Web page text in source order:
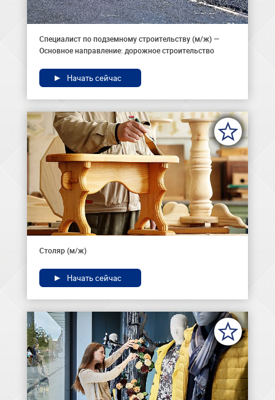
Специалист по подземному строительству (м/ж) —
Основное направление: дорожное строительство
Начать сейчас
Столяр (м/ж)
Начать сейчас